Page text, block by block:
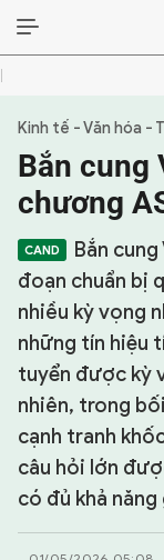
SỰ KIỆN & BÌNH
HẬU TRƯỜNG
KINH TẾ - VĂN HÓA
HỒ SƠ MẬT
PHÓNG SỰ
HỒ SƠ INTERPOL
VỤ ÁN NỔI TIẾNG
TƯ LIỆU
Kinh tế - Văn hóa -
Bắn cung
chương
Bắn
đoạn chuẩn bị
nhiều kỳ vọng
những tín hiệu
tuyển được kỳ
nhiên, trong
cạnh tranh
câu hỏi lớn
có đủ khả